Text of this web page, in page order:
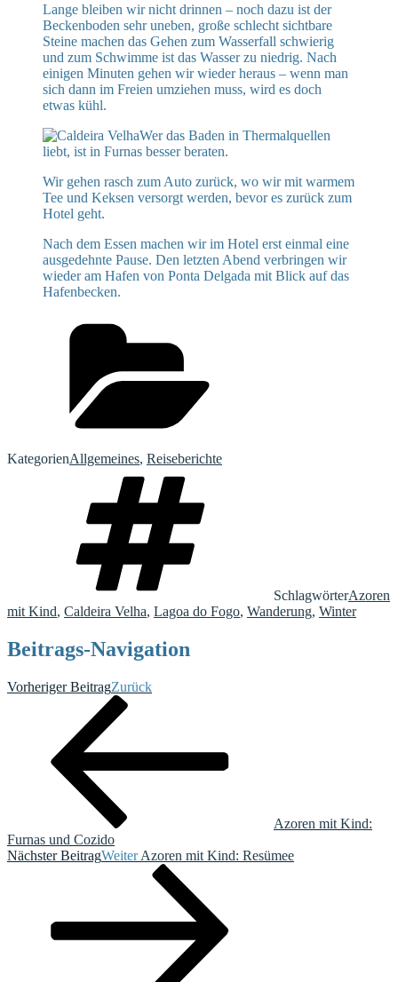
Lange bleiben wir nicht drinnen – noch dazu ist der
Beckenboden sehr uneben, große schlecht sichtbare
Steine machen das Gehen zum Wasserfall schwierig
und zum Schwimme ist das Wasser zu niedrig. Nach
einigen Minuten gehen wir wieder heraus – wenn man
sich dann im Freien umziehen muss, wird es doch
etwas kühl.
Wer das Baden in Thermalquellen
liebt, ist in Furnas besser beraten.
Wir gehen rasch zum Auto zurück, wo wir mit warmem
Tee und Keksen versorgt werden, bevor es zurück zum
Hotel geht.
Nach dem Essen machen wir im Hotel erst einmal eine
ausgedehnte Pause. Den letzten Abend verbringen wir
wieder am Hafen von Ponta Delgada mit Blick auf das
Hafenbecken.
KategorienAllgemeines, Reiseberichte
SchlagwörterAzoren
mit Kind, Caldeira Velha, Lagoa do Fogo, Wanderung, Winter
Beitrags-Navigation
Vorheriger BeitragZurück
Azoren mit Kind:
Furnas und Cozido
Nächster BeitragWeiter Azoren mit Kind: Resümee